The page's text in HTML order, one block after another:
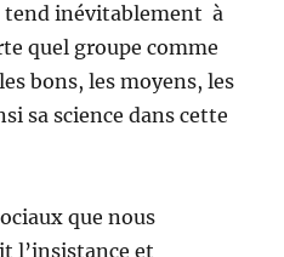
tend inévitablement à
quel groupe comme
bons, les moyens, les
sa science dans cette
que nous
l’insistance et